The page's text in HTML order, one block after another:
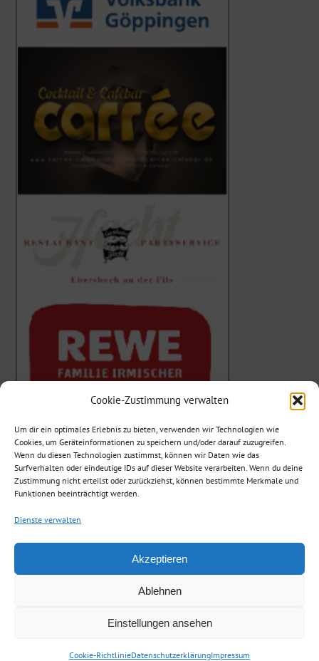
Cookie-Zustimmung verwalten
Um dir ein optimales Erlebnis zu bieten, verwenden wir Technologien wie
Cookies, um Geräteinformationen zu speichern und/oder darauf zuzugreifen.
Wenn du diesen Technologien zustimmst, können wir Daten wie das
Surfverhalten oder eindeutige IDs auf dieser Website verarbeiten. Wenn du deine
Zustimmung nicht erteilst oder zurückziehst, können bestimmte Merkmale und
Funktionen beeinträchtigt werden.
Dienste verwalten
Akzeptieren
Ablehnen
Einstellungen ansehen
Cookie-RichtlinieDatenschutzerklärungImpressum